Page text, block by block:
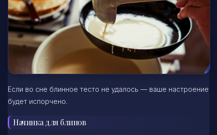
Если во сне блинное тесто не удалось — ваше настроение
будет испорчено.
Начинка для блинов